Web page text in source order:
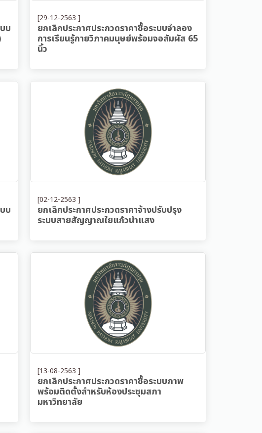
บ
[29-12-2563 ]
ยกเลิกประกาศประกวดราคาซื้อระบบจำลอง
การเรียนรู้กายวิภาคมนุษย์พร้อมจอสัมผัส 65
นิ้ว
บ
[02-12-2563 ]
ยกเลิกประกาศประกวดราคาจ้างปรับปรุง
ระบบสายสัญญาณใยแก้วนำแสง
[13-08-2563 ]
ยกเลิกประกาศประกวดราคาซื้อระบบภาพ
พร้อมติดตั้งสำหรับห้องประชุมสภา
มหาวิทยาลัย